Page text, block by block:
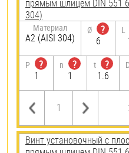
прямым шлицем DIN 551
304)
Материал
А2 (AISI 304)
Ø
?
6
L
P
?
1
n
?
1
t
?
1.6
Винт установочный с